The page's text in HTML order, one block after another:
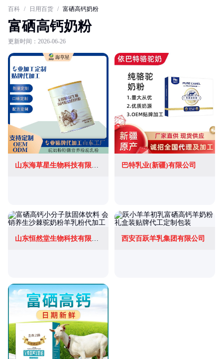
百科 / 日用百货 / 富硒高钙奶粉
富硒高钙奶粉
更新时间：2026-06-26
山东海草星生物科技有限公司 巴特乳业(新疆)有限公司
西安百跃羊乳集团有限公司